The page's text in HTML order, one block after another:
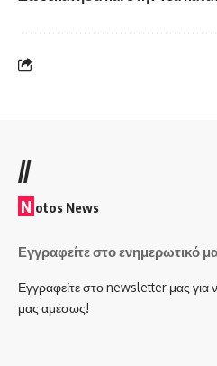
//
N otos News
Εγγραφείτε στο ενημερωτικό
Εγγραφείτε στο newsletter μας για
μας αμέσως!